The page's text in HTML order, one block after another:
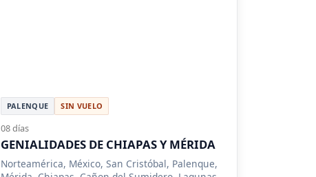
PALENQUE SIN VUELO
08 días
GENIALIDADES DE CHIAPAS Y MÉRIDA
Norteamérica, México, San Cristóbal, Palenque,